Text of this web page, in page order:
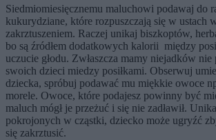
Siedmiomiesięcznemu maluchowi podawaj do
kukurydziane, które rozpuszczają się w ustach
zakrztuszeniem. Raczej unikaj biszkoptów,
bo są źródłem dodatkowych kalorii między
uczucie głodu. Zwłaszcza mamy niejadków
swoich dzieci miedzy posiłkami. Obserwuj
dziecka, spróbuj podawać mu miękkie owoce
morele. Owoce, które podajesz powinny być
maluch mógł je przeżuć i się nie zadławił.
pokrojonych w cząstki, dziecko może ugryźć
się zakrztusić.